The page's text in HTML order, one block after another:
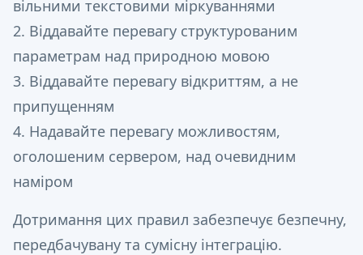
вільними текстовими міркуваннями
2. Віддавайте перевагу структурованим
параметрам над природною мовою
3. Віддавайте перевагу відкриттям, а не
припущенням
4. Надавайте перевагу можливостям,
оголошеним сервером, над очевидним
наміром
Дотримання цих правил забезпечує безпечну,
передбачувану та сумісну інтеграцію.